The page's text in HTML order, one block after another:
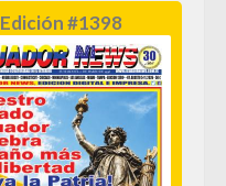
Edición #1398